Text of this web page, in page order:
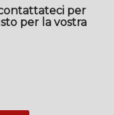
per
per la vostra